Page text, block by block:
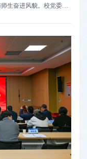
生奋进风貌。校党委书
怎么做？”深刻诠释“汉